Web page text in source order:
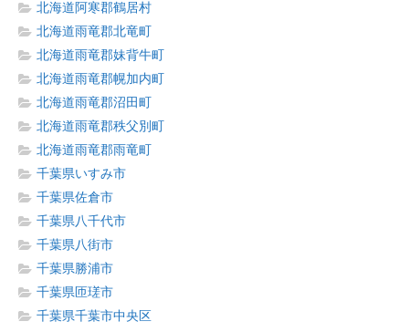
北海道阿寒郡鶴居村
北海道雨竜郡北竜町
北海道雨竜郡妹背牛町
北海道雨竜郡幌加内町
北海道雨竜郡沼田町
北海道雨竜郡秩父別町
北海道雨竜郡雨竜町
千葉県いすみ市
千葉県佐倉市
千葉県八千代市
千葉県八街市
千葉県勝浦市
千葉県匝瑳市
千葉県千葉市中央区